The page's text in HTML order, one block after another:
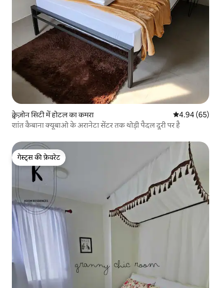
क्वेज़ोन सिटी में होटल का कमरा औसत रेटिंग 5 में
4.94 (65)
शांत कैबाना क्यूबाओ के अरानेटा सेंटर तक थोड़ी पैदल दूरी पर है
गेस्ट्स की फ़ेवरेट
गेस्ट्स की फ़ेवरेट